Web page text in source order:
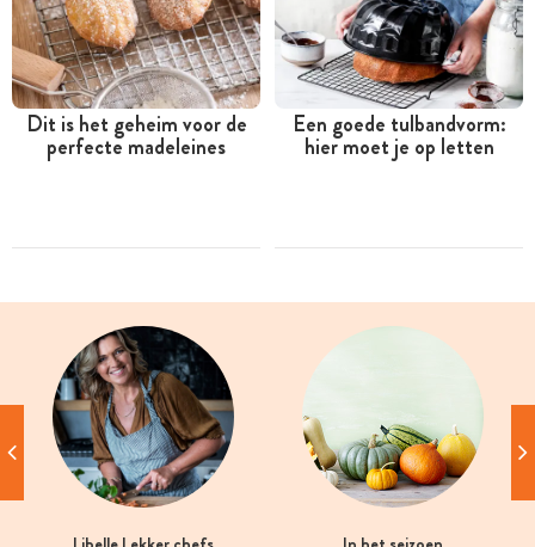
Dit is het geheim voor de
perfecte madeleines
Een goede tulbandvorm:
hier moet je op letten